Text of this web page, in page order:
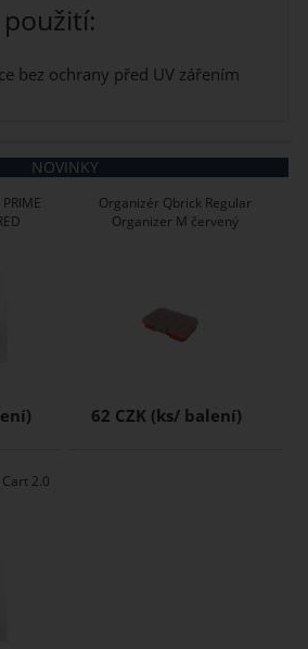
bez ochrany před UV zářením
NOVINKY
Organizér Qbrick Regular
Organizer M červený
62 CZK
2.0